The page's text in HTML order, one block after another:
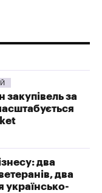
за
два
два
українсько-